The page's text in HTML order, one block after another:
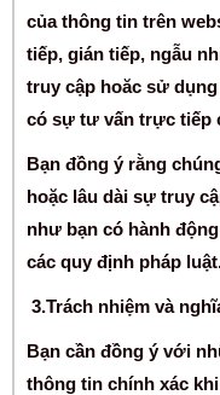
của thông tin trên
tiếp, gián tiếp, ngẫu
truy cập hoăc sử
có sự tư vấn trực tiếp
Bạn đồng ý rằng
hoặc lâu dài sự truy
như bạn có hành
các quy định pháp
3.Trách nhiệm và
Bạn cần đồng ý với
thông tin chính xác